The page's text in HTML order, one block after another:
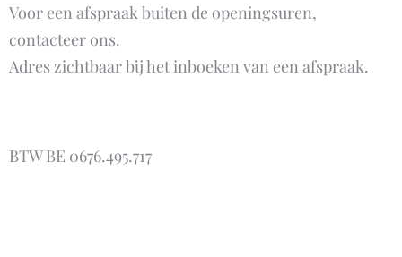
Voor een afspraak buiten de openingsuren,
contacteer ons.
Adres zichtbaar bij het inboeken van een afspraak.
BTW BE 0676.495.717